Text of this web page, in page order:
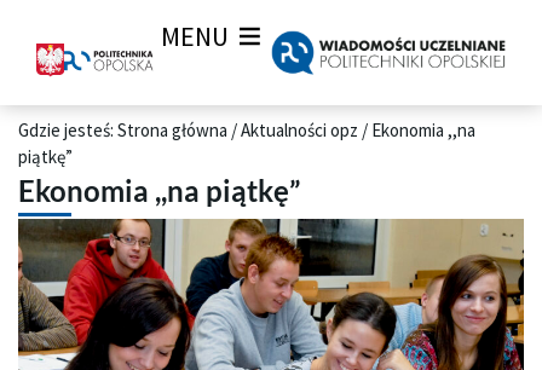
MENU
Gdzie jesteś: Strona główna /Aktualności opz / Ekonomia ,,na
piątkę”
Ekonomia ,,na piątkę”